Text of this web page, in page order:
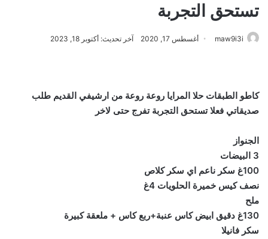
تستحق التجربة
maw9i3i أغسطس 17, 2020 آخر تحديث: أكتوبر 18, 2023
كاطو الطبقات حلا المرايا روعة روعة من ارشيفي القديم طلب
صديقاتي فعلا تستحق التجربة تفرج حتى لاخر
الجنواز
3 البيضات
100غ سكر ناعم اي سكر كلاص
نصف كيس خميرة الحلويات 4غ
ملح
130غ دقيق ابيض كاس عنبة+ربع كاس + ملعقة كبيرة
سكر فانيلا